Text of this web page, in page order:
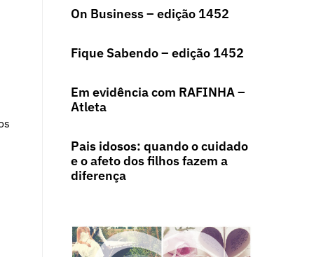
On Business – edição 1452
Fique Sabendo – edição 1452
Em evidência com RAFINHA –
Atleta
Pais idosos: quando o cuidado
e o afeto dos filhos fazem a
diferença